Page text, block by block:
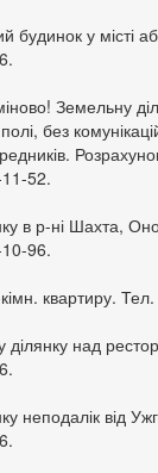
будинок у місті
Земельну
без
52.
в р-ні Шахта,
96.
квартиру.
над
неподалік від